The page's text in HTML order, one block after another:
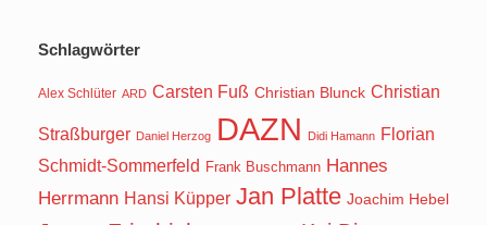
Schlagwörter
Alex Schlüter ARD Carsten Fuß Christian Blunck Christian
Straßburger Daniel Herzog DAZN Didi Hamann Florian
Schmidt-Sommerfeld Frank Buschmann Hannes
Herrmann Hansi Küpper Jan Platte Joachim Hebel